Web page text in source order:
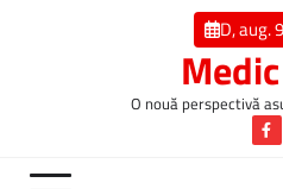
D, aug.
O nouă perspectivă